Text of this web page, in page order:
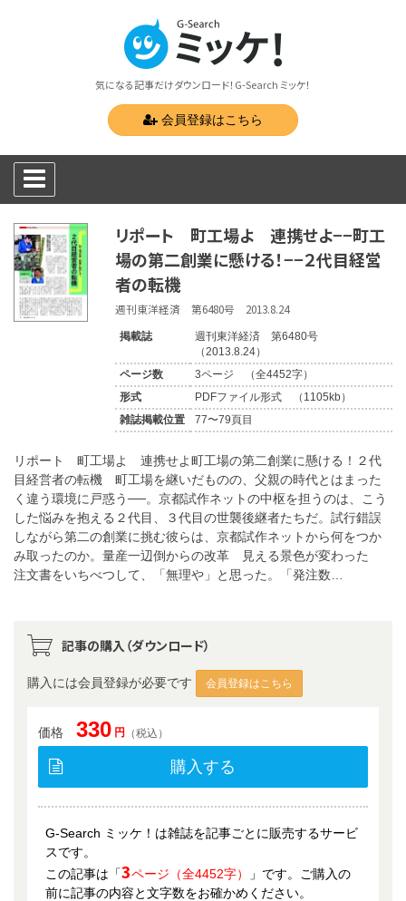
気になる記事だけダウンロード！G-Search ミッケ！
会員登録はこちら
リポート 町工場よ 連携せよ−−町工
場の第二創業に懸ける！−−２代目経営
者の転機
週刊東洋経済 第6480号 2013.8.24
掲載誌
週刊東洋経済 第6480号
（2013.8.24）
ページ数
3ページ （全4452字）
形式
PDFファイル形式 （1105kb）
雑誌掲載位置
77〜79頁目
リポート 町工場よ 連携せよ町工場の第二創業に懸ける！２代
目経営者の転機 町工場を継いだものの、父親の時代とはまった
く違う環境に戸惑う──。京都試作ネットの中枢を担うのは、こう
した悩みを抱える２代目、３代目の世襲後継者たちだ。試行錯誤
しながら第二の創業に挑む彼らは、京都試作ネットから何をつか
み取ったのか。量産一辺倒からの改革 見える景色が変わった
注文書をいちべつして、「無理や」と思った。「発注数…
記事の購入（ダウンロード）
購入には会員登録が必要です 会員登録はこちら
価格 330 円 （税込）
購入する
G-Search ミッケ！は雑誌を記事ごとに販売するサービ
スです。
この記事は「3ページ（全4452字）
」です。ご購入の
前に記事の内容と文字数をお確かめください。